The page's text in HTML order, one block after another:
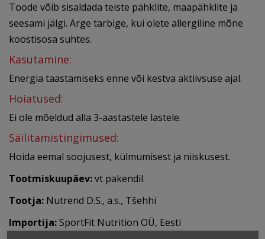
Toode võib sisaldada teiste pähklite, maapähklite ja
seesami jälgi. Ärge tarbige, kui olete allergiline mõne
koostisosa suhtes.
Kasutamine:
Energia taastamiseks enne või kestva aktiivsuse ajal.
Hoiatused:
Ei ole mõeldud alla 3-aastastele lastele.
Säilitamistingimused:
Hoida eemal soojusest, külmumisest ja niiskusest.
Tootmiskuupäev:vt pakendil.
Tootja: Nutrend D.S., a.s., Tšehhi
Importija:SportFit Nutrition OÜ, Eesti